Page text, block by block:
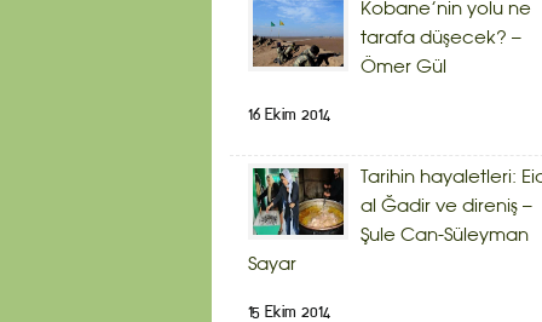
Kobane’nin yolu ne
tarafa düşecek? –
Ömer Gül
16 Ekim 2014
Tarihin hayaletleri:
al Ğadir ve direniş –
Şule Can-Süleyman
Sayar
15 Ekim 2014